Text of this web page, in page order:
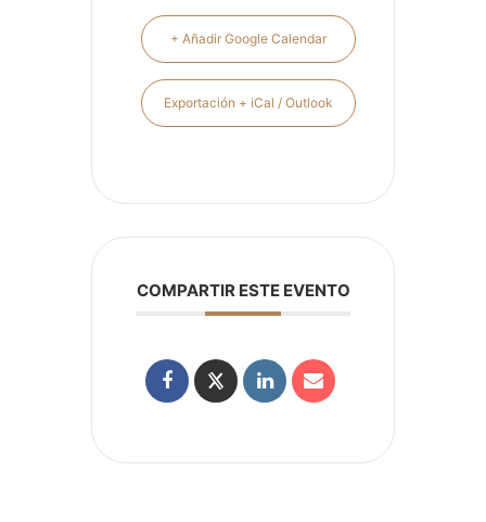
+ Añadir Google Calendar
Exportación + iCal / Outlook
COMPARTIR ESTE EVENTO